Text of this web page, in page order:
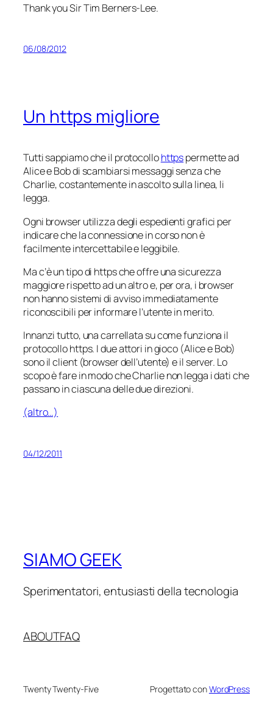
Thank you Sir Tim Berners-Lee.
06/08/2012
Un https migliore
Tutti sappiamo che il protocollohttpspermette ad
Alice e Bob di scambiarsi messaggi senza che
Charlie, costantemente in ascolto sulla linea, li
legga.
Ogni browser utilizza degli espedienti grafici per
indicare che la connessione in corso non è
facilmente intercettabile e leggibile.
Ma c’è un tipo di https che offre una sicurezza
maggiore rispetto ad un altro e, per ora, i browser
non hanno sistemi di avviso immediatamente
riconoscibili per informare l’utente in merito.
Innanzi tutto, una carrellata su come funziona il
protocollo https. I due attori in gioco (Alice e Bob)
sono il client (browser dell’utente) e il server. Lo
scopo è fare in modo che Charlie non legga i dati che
passano in ciascuna delle due direzioni.
(altro…)
04/12/2011
SIAMO GEEK
Sperimentatori, entusiasti della tecnologia
ABOUTFAQ
Twenty Twenty-Five Progettato conWordPress